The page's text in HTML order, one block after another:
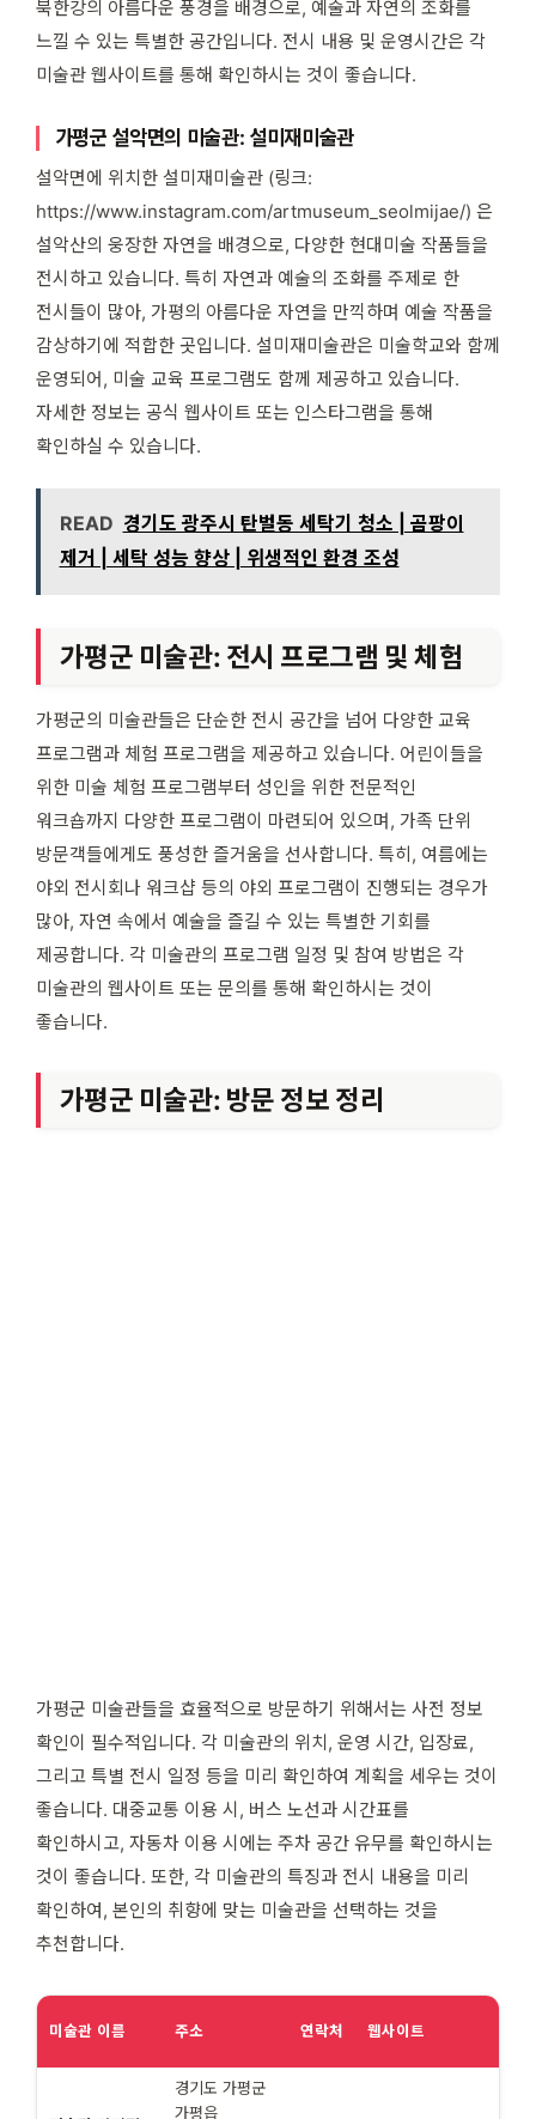
북한강의 아름다운 풍경을 배경으로, 예술과 자연의 조화를
느낄 수 있는 특별한 공간입니다. 전시 내용 및 운영시간은 각
미술관 웹사이트를 통해 확인하시는 것이 좋습니다.
가평군 설악면의 미술관: 설미재미술관
설악면에 위치한 설미재미술관 (링크:
https://www.instagram.com/artmuseum_seolmijae/) 은
설악산의 웅장한 자연을 배경으로, 다양한 현대미술 작품들을
전시하고 있습니다. 특히 자연과 예술의 조화를 주제로 한
전시들이 많아, 가평의 아름다운 자연을 만끽하며 예술 작품을
감상하기에 적합한 곳입니다. 설미재미술관은 미술학교와 함께
운영되어, 미술 교육 프로그램도 함께 제공하고 있습니다.
자세한 정보는 공식 웹사이트 또는 인스타그램을 통해
확인하실 수 있습니다.
READ 경기도 광주시 탄벌동 세탁기 청소 | 곰팡이
제거 | 세탁 성능 향상 | 위생적인 환경 조성
가평군 미술관: 전시 프로그램 및 체험
가평군의 미술관들은 단순한 전시 공간을 넘어 다양한 교육
프로그램과 체험 프로그램을 제공하고 있습니다. 어린이들을
위한 미술 체험 프로그램부터 성인을 위한 전문적인
워크숍까지 다양한 프로그램이 마련되어 있으며, 가족 단위
방문객들에게도 풍성한 즐거움을 선사합니다. 특히, 여름에는
야외 전시회나 워크샵 등의 야외 프로그램이 진행되는 경우가
많아, 자연 속에서 예술을 즐길 수 있는 특별한 기회를
제공합니다. 각 미술관의 프로그램 일정 및 참여 방법은 각
미술관의 웹사이트 또는 문의를 통해 확인하시는 것이
좋습니다.
가평군 미술관: 방문 정보 정리
가평군 미술관들을 효율적으로 방문하기 위해서는 사전 정보
확인이 필수적입니다. 각 미술관의 위치, 운영 시간, 입장료,
그리고 특별 전시 일정 등을 미리 확인하여 계획을 세우는 것이
좋습니다. 대중교통 이용 시, 버스 노선과 시간표를
확인하시고, 자동차 이용 시에는 주차 공간 유무를 확인하시는
것이 좋습니다. 또한, 각 미술관의 특징과 전시 내용을 미리
확인하여, 본인의 취향에 맞는 미술관을 선택하는 것을
추천합니다.
미술관 이름 주소 연락처 웹사이트
경기도 가평군
가평읍